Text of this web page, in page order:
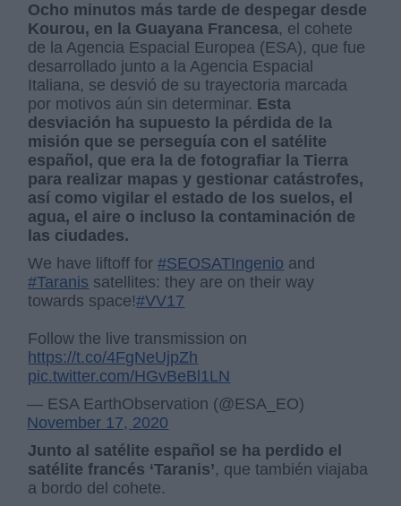
Ocho minutos más tarde de despegar desde
Kourou, en la Guayana Francesa, el cohete
de la Agencia Espacial Europea (ESA), que fue
desarrollado junto a la Agencia Espacial
Italiana, se desvió de su trayectoria marcada
por motivos aún sin determinar. Esta
desviación ha supuesto la pérdida de la
misión que se perseguía con el satélite
español, que era la de fotografiar la Tierra
para realizar mapas y gestionar catástrofes,
así como vigilar el estado de los suelos, el
agua, el aire o incluso la contaminación de
las ciudades.
We have liftoff for#SEOSATIngenio and
#Taranis satellites: they are on their way
towards space!#VV17
Follow the live transmission on
https://t.co/4FgNeUjpZh
pic.twitter.com/HGvBeBl1LN
— ESA EarthObservation (@ESA_EO)
November 17, 2020
Junto al satélite español se ha perdido el
satélite francés ‘Taranis’, que también viajaba
a bordo del cohete.